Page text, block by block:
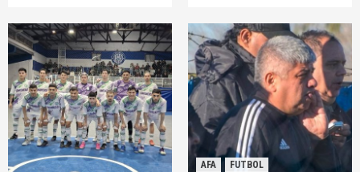
AFA
FUTBOL